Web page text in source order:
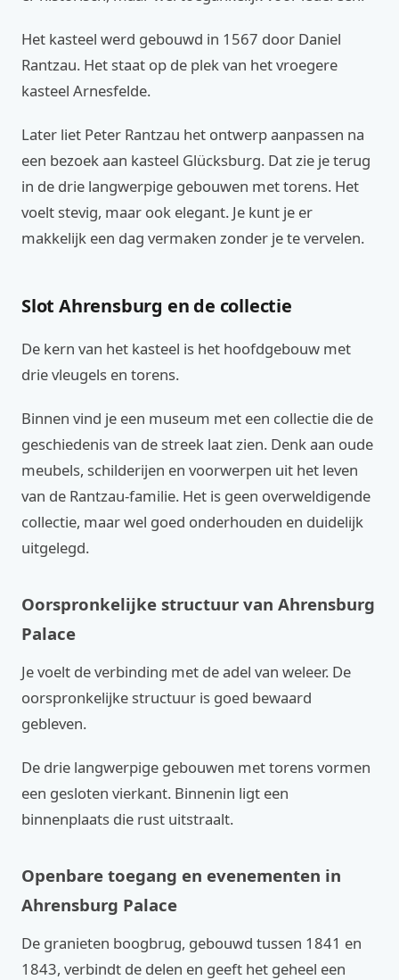
Het kasteel werd gebouwd in 1567 door Daniel
Rantzau. Het staat op de plek van het vroegere
kasteel Arnesfelde.
Later liet Peter Rantzau het ontwerp aanpassen na
een bezoek aan kasteel Glücksburg. Dat zie je terug
in de drie langwerpige gebouwen met torens. Het
voelt stevig, maar ook elegant. Je kunt je er
makkelijk een dag vermaken zonder je te vervelen.
Slot Ahrensburg en de collectie
De kern van het kasteel is het hoofdgebouw met
drie vleugels en torens.
Binnen vind je een museum met een collectie die de
geschiedenis van de streek laat zien. Denk aan oude
meubels, schilderijen en voorwerpen uit het leven
van de Rantzau-familie. Het is geen overweldigende
collectie, maar wel goed onderhouden en duidelijk
uitgelegd.
Oorspronkelijke structuur van Ahrensburg
Palace
Je voelt de verbinding met de adel van weleer. De
oorspronkelijke structuur is goed bewaard
gebleven.
De drie langwerpige gebouwen met torens vormen
een gesloten vierkant. Binnenin ligt een
binnenplaats die rust uitstraalt.
Openbare toegang en evenementen in
Ahrensburg Palace
De granieten boogbrug, gebouwd tussen 1841 en
1843, verbindt de delen en geeft het geheel een